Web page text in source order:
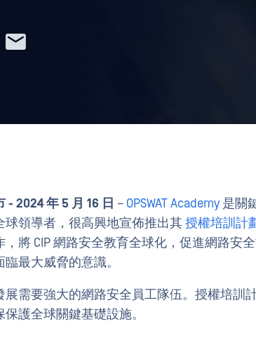
2024 年 5 月 16 日 – OPSWAT Academy是關
球領導者，很高興地宣佈推出其授權培訓計
將 CIP 網路安全教育全球化，促進網路安
最大威脅的意識。
展需要強大的網路安全員工隊伍。授權培訓
護全球關鍵基礎設施。